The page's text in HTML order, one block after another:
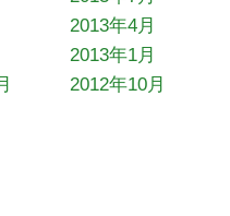
2013年4月
2013年1月
2012年10月